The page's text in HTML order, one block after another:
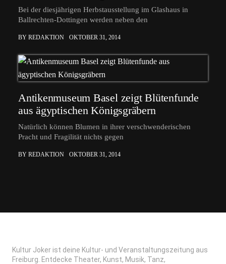
Bei der diesjährigen Herbstausstellung im Glashaus in
Ballrechten-Dottingen werden neben den
BY REDAKTION OKTOBER 31, 2014
Antikenmuseum Basel zeigt Blütenfunde
aus ägyptischen Königsgräbern
Natürlich können Blumen in ihrer verschwenderischen
Pracht und Fragilität nichts gegen
BY REDAKTION OKTOBER 31, 2014
Kultur Joker ist deine Kultur- und Veranstaltungszeitung aus
Freiburg. Entdecke Theater, Kunst, Musik, Tanz,